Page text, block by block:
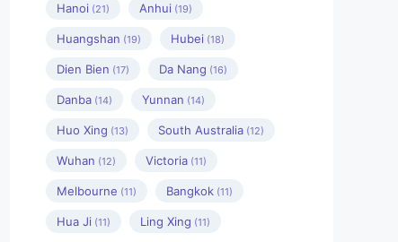
Hanoi (21) Anhui (19)
Huangshan (19) Hubei (18)
Dien Bien (17) Da Nang (16)
Danba (14) Yunnan (14)
Huo Xing (13) South Australia (12)
Wuhan (12) Victoria (11)
Melbourne (11) Bangkok (11)
Hua Ji (11) Ling Xing (11)